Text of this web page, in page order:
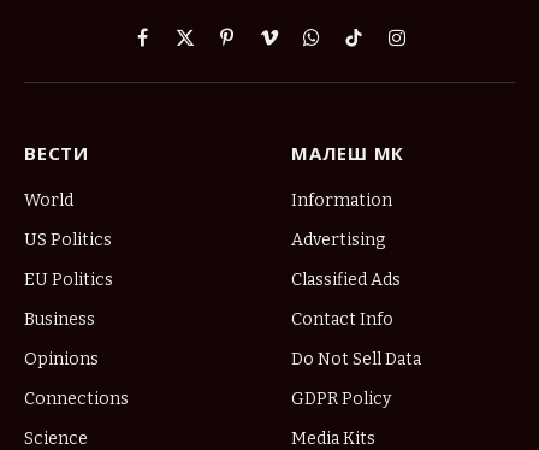
Facebook
X
PinterestVimeoWhatsApp
TikTokInstagram
ВЕСТИ
World
US Politics
EU Politics
Business
Opinions
Connections
Science
МАЛЕШ МК
Information
Advertising
Classified Ads
Contact Info
Do Not Sell Data
GDPR Policy
Media Kits